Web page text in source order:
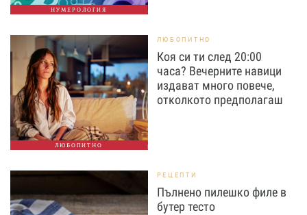
НУМЕРОЛОГИЯ
ЛЮБОПИТНО
ЛЮБОПИТНО
Коя си ти след 20:00
часа? Вечерните навици
издават много повече,
отколкото предполагаш
РЕЦЕПТИ
Пълнено пилешко филе в
бутер тесто